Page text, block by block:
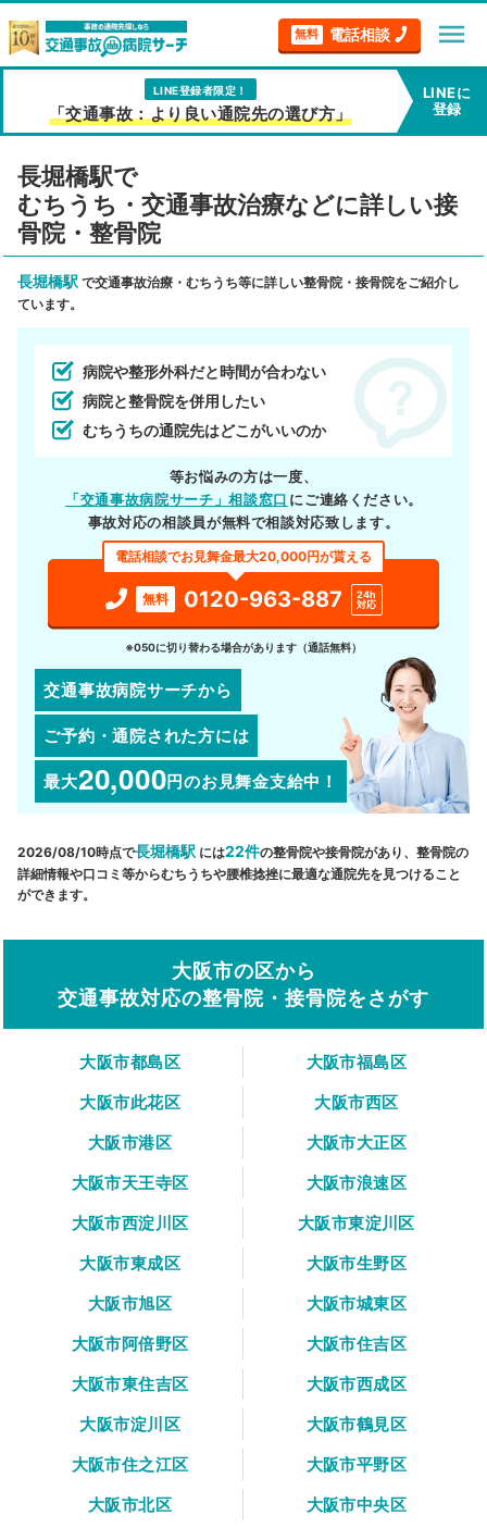
無料 電話相談 menu
LINE登録者限定！
「交通事故：より良い通院先の選び方」
LINEに
登録
長堀橋駅で
むちうち・交通事故治療などに詳しい接
骨院・整骨院
長堀橋駅 で交通事故治療・むちうち等に詳しい整骨院・接骨院をご紹介し
ています。
病院や整形外科だと時間が合わない
病院と整骨院を併用したい
むちうちの通院先はどこがいいのか
等お悩みの方は一度、
「交通事故病院サーチ」相談窓口 にご連絡ください。
事故対応の相談員が無料で相談対応致します。
電話相談でお見舞金最大20,000円が貰える
無料 0120-963-887
24h
対応
※050に切り替わる場合があります（通話無料）
交通事故病院サーチから
ご予約・通院された方には
最大20,000円のお見舞金支給中！
2026/08/10時点で長堀橋駅 には22件の整骨院や接骨院があり、整骨院の
詳細情報や口コミ等からむちうちや腰椎捻挫に最適な通院先を見つけること
ができます。
大阪市の区から
交通事故対応の整骨院・接骨院をさがす
大阪市都島区
大阪市福島区
大阪市此花区
大阪市西区
大阪市港区
大阪市大正区
大阪市天王寺区
大阪市浪速区
大阪市西淀川区
大阪市東淀川区
大阪市東成区
大阪市生野区
大阪市旭区
大阪市城東区
大阪市阿倍野区
大阪市住吉区
大阪市東住吉区
大阪市西成区
大阪市淀川区
大阪市鶴見区
大阪市住之江区
大阪市平野区
大阪市北区
大阪市中央区